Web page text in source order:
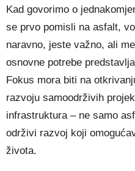
Kad govorimo o
se prvo pomisli na asfalt,
naravno, jeste važno, ali
osnovne potrebe
Fokus mora biti na
razvoju samoodrživih
infrastruktura – ne samo
održivi razvoj koji
života.